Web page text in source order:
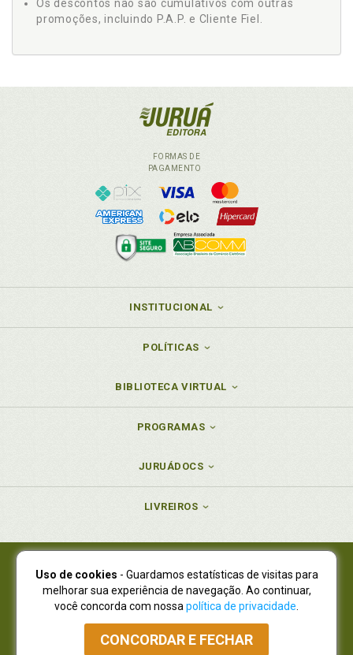
Os descontos não são cumulativos com outras
promoções, incluindo P.A.P. e Cliente Fiel.
FORMAS DE
PAGAMENTO
INSTITUCIONAL
POLÍTICAS
BIBLIOTECA VIRTUAL
PROGRAMAS
JURUÁDOCS
LIVREIROS
Juruá Editora Ltda., CNPJ 77.535.508/0001-19
Juruá Informática Ltda., CNPJ 01.701.561/0001-80
NOVO ENDEREÇO:R. Flávio Dallegrave, 7665, São Lourenço |
Curitiba - Paraná - CEP 82210-310
Atendimento: (41) 4009-3900|Vendas Atacado: (41) 4009-3939
Uso de cookies - Guardamos estatísticas de visitas para
melhorar sua experiência de navegação. Ao continuar,
você concorda com nossa política de privacidade
CONCORDAR E FECHAR